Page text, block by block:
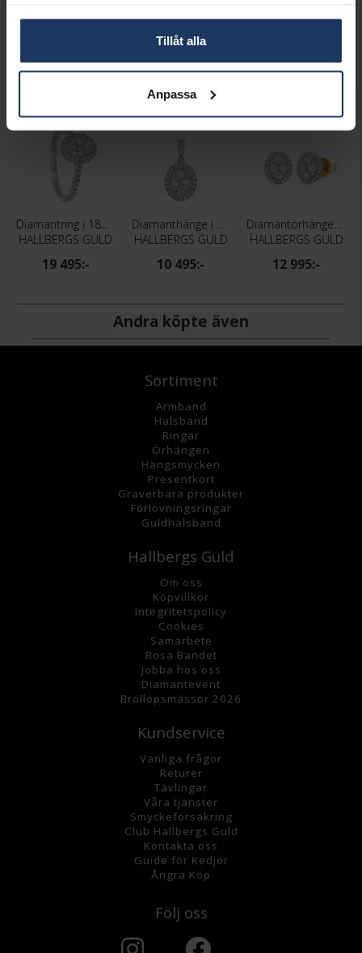
Tillåt alla
Anpassa
DIAMANTKLARHET
SI
1,70
Matchande produkter och andra varianter
Diamantring i 18K guld - Oval
HALLBERGS GULD
19 495:-
Diamanthänge i 18K guld - Oval
HALLBERGS GULD
10 495:-
Diamantörhängen i 18K guld - Oval
HALLBERGS GULD
12 995:-
Andra köpte även
Sortiment
Armband
Halsband
Ringar
Örhängen
Hängsmycken
Presentkort
Graverbara produkter
Förlovningsringar
Guldhalsband
Hallbergs Guld
Om oss
Köpvillkor
Integritetspolicy
Cookies
Samarbete
Rosa Bandet
Jobba hos oss
Diamantevent
Bröllopsmässor 2026
Kundservice
Vanliga frågor
Returer
Tävlingar
Våra tjänster
Smyckeförsäkring
Club Hallbergs Guld
Kontakta oss
Guide för Kedjor
Ångra Köp
Följ oss